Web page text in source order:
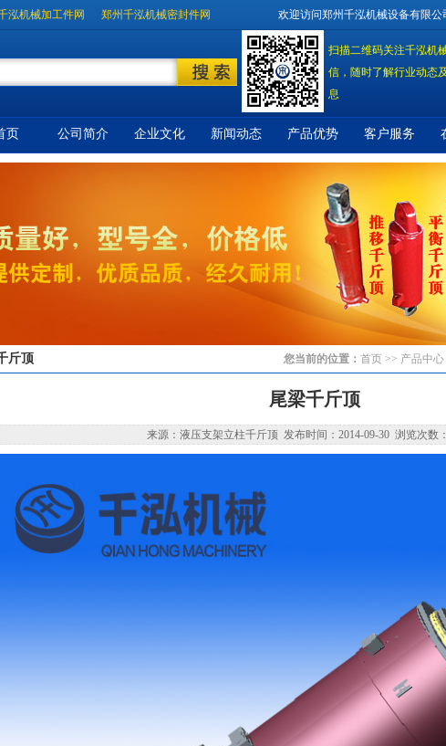
欢迎访问郑州千泓机械设备有限公
泓机械加工件网 郑州千泓机械密封件网
扫描二维码关注千泓机
信，随时了解行业动态
息
页 公司简介 企业文化 新闻动态 产品优势 客户服务
您当前的位置： 首页 >> 产品中心
斤顶
尾梁千斤顶
来源：液压支架立柱千斤顶 发布时间：2014-09-30 浏览次数